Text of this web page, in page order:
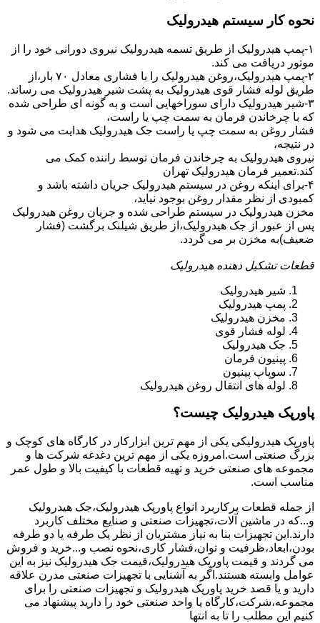
نحوه کار سیستم هیدرولیک
۱-پمپ هیدرولیک از طریق تسمه هیدرولیک نیروی دورانی خود را از
موتور دریافت می کند.
۲-پمپ هیدرولیک،روغن هیدرولیک را با فشاری معادل ۷۰ بار،از
طریق لوله فشار قوی هیدرولیک به پشت شیر هیدرولیک می رساند.
۳-شیر هیدرولیک دارای سوراخهایی است و به گونه ای طراحی شده
که با چرخاندن فرمان به سمت چپ یا راست،
فشار روغن به سمت چپ یا راست جک هیدرولیک هدایت می شود و
در نتیجه،
نیروی هیدرولیک به چرخاندن فرمان توسط راننده کمک می
کند.تعمیر فرمان هیدرولیک تهران
۴-برای اینکه روغن در سیستم هیدرولیک جریان داشته باشد و
کمبودی از نظر مقدار روغن بوجود نیاید،
مخزن هیدرولیک در سیستم طراحی شده و جریان روغن هیدرولیک
پس از عبور از جک هیدرولیک،از طریق شیلنک برگشت (فشار
ضعیف)به مخزن بر می گردد.
قطعات تشکیل دهنده هیدرولیک
شیر هیدرولیک
پمپ هیدرولیک
مخزن هیدرولیک
لوله فشار قوی
جک هیدرولیک
پینیون فرمان
سوپاپ پینیون
لوله های انتقال روغن هیدرولیک
پاورپک هیدرولیک چیست؟
پاورپک هیدرولیکی یکی از مهم ترین ابزارکار در کارگاه های کوچک و
بزرگ صنعتی است.امروزه یکی از مهم ترین دغدغه شرکت ها و
مجموعه های صنعتی خرید و تهیه قطعات با کیفیت بالا و طول عمر
مناسب است.
از جمله قطعات پرکاربرد انواع پاورپک هیدرولیک،جک هیدرولیک
و...که در ماشین آلات،تجهیزات صنعتی و صنایع مختلف کاربرد
دارند.این تجهیزات بنا به نیاز مشتریان از نظر یک طرفه یا دو طرفه
بودن،ابعاد،ظرفیت و توان،فشار کاری،نحوه نصب و...خرید و فروش
می گردند و قیمت پاورپک هیدرولیک،قیمت جک هیدرولیک نیز به این
عوامل وابسته هستند.اگر به آشنایی با تجهیزات صنعتی مدرن علاقه
دارید و یا قصد خرید پاورپک هیدرولیک و تجهیزات صنعتی را برای
مجموعه،شرکت،کارگاه یا واحد صنعتی خود را دارید پیشنهاد می
کنیم این مطلب را تا به انتها